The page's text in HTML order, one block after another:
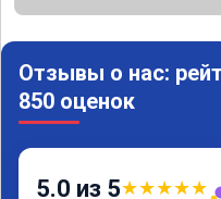
Отзывы о нас:
850 оценок
5.0 из 5★★★★★